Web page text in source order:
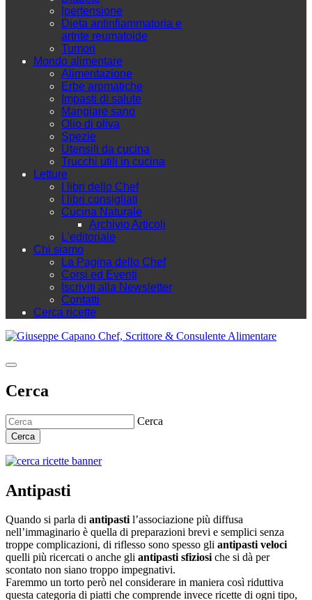
Ipertensione
Dieta antinfiammatoria e
artrite reumatoide
Tumori
Mondo alimentare
Alimentazione
Erbe aromatiche
Impasti di salute
Mangiare sano
Olio di oliva
Spezie
Utensili da cucina
Trucchi utili in cucina
Letture
I libri dello Chef
I libri consigliati
Cucina Naturale
Archivio Articoli
L'editoriale
Chi siamo
La Pagina dello Chef
Corsi ed Eventi
Iscriviti alla Newsletter
Contatti
Cerca ricette
Cerca
Cerca
Cerca
Antipasti
Quando si parla di antipastil’associazione più diffusa
nell’immaginario è quella di preparazioni brevi e semplici senza
troppe complicazioni, di riflesso sono spesso gli antipasti veloci
quelli più ricercati o anche gli antipasti sfiziosiche si dà per
scontato non siano troppo impegnativi.
Faremmo un torto però nel considerare in maniera così riduttiva
questa categoria di piatti che comprende invece ricette di ogni tipo,